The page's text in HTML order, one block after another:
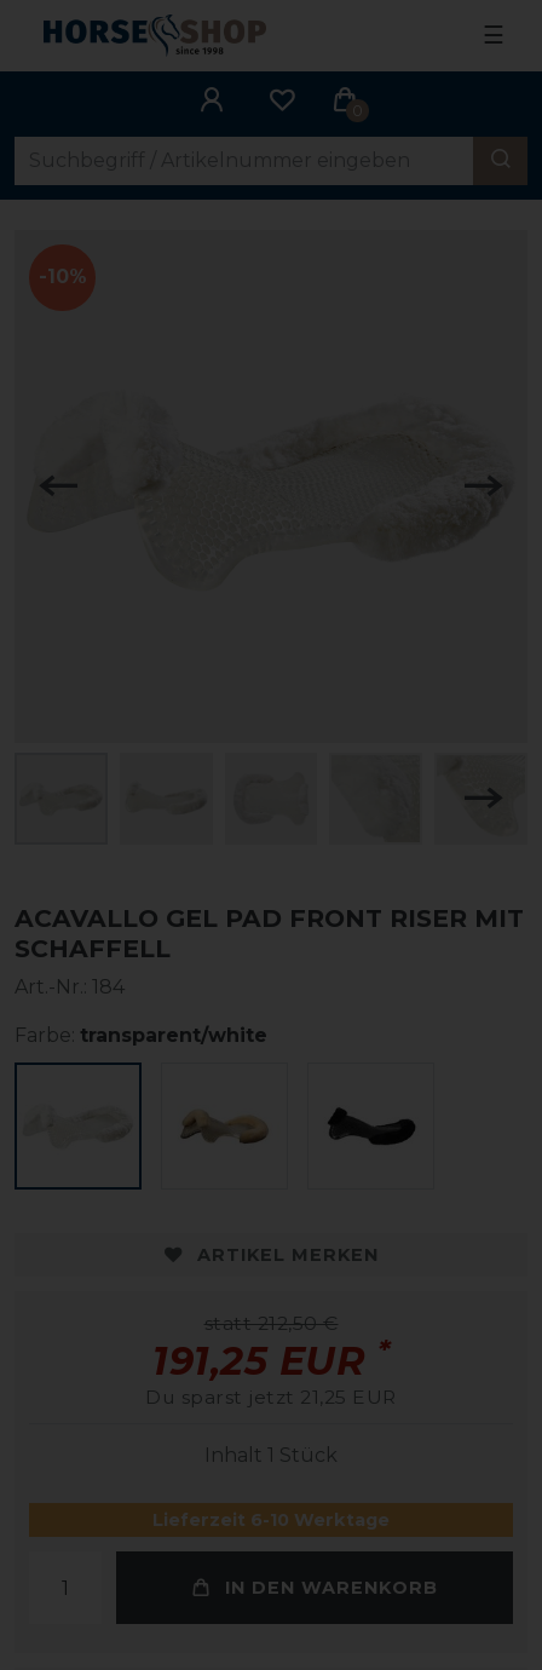
☰
0
-10%
ACAVALLO GEL PAD FRONT RISER MIT
SCHAFFELL
Art.-Nr.: 184
Farbe: transparent/white
ARTIKEL MERKEN
statt 212,50 €
191,25 EUR *
Du sparst jetzt 21,25 EUR
Inhalt 1 Stück
Lieferzeit 6-10 Werktage
IN DEN WARENKORB